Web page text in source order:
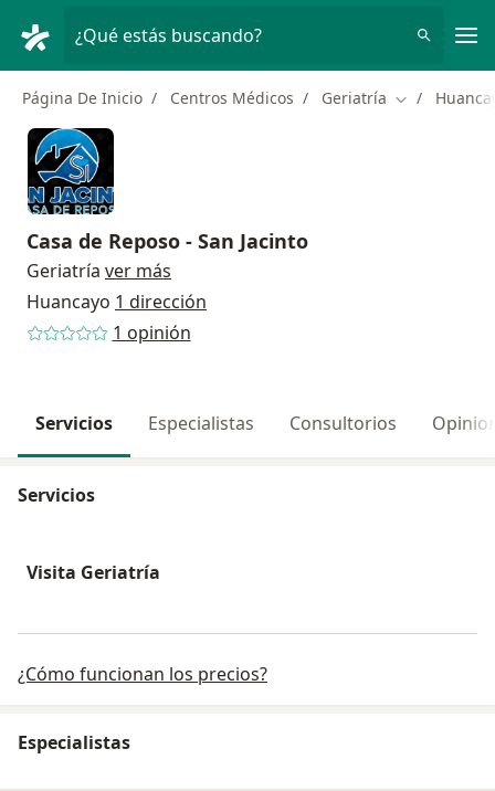
¿Qué estás buscando?
Página De Inicio Centros Médicos Geriatría Cambiar de
Casa de Reposo - San Jacinto
Geriatría ver más
Huancayo 1 dirección
1 opinión
Servicios Especialistas Consultorios
Servicios
Visita Geriatría
¿Cómo funcionan los precios?
Especialistas